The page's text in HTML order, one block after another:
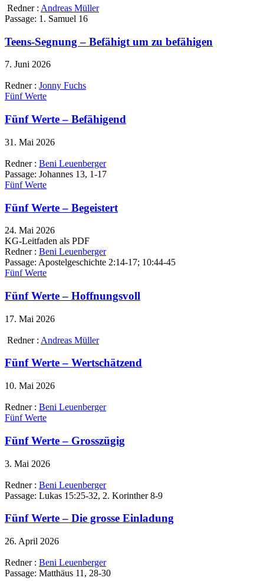
Redner : Andreas Müller
Passage: 1. Samuel 16
Teens-Segnung – Befähigt um zu befähigen
7. Juni 2026
Redner : Jonny Fuchs
Fünf Werte
Fünf Werte – Befähigend
31. Mai 2026
Redner : Beni Leuenberger
Passage: Johannes 13, 1-17
Fünf Werte
Fünf Werte – Begeistert
24. Mai 2026
KG-Leitfaden als PDF
Redner : Beni Leuenberger
Passage: Apostelgeschichte 2:14-17; 10:44-45
Fünf Werte
Fünf Werte – Hoffnungsvoll
17. Mai 2026
Redner : Andreas Müller
Fünf Werte – Wertschätzend
10. Mai 2026
Redner : Beni Leuenberger
Fünf Werte
Fünf Werte – Grosszügig
3. Mai 2026
Redner : Beni Leuenberger
Passage: Lukas 15:25-32, 2. Korinther 8-9
Fünf Werte – Die grosse Einladung
26. April 2026
Redner : Beni Leuenberger
Passage: Matthäus 11, 28-30